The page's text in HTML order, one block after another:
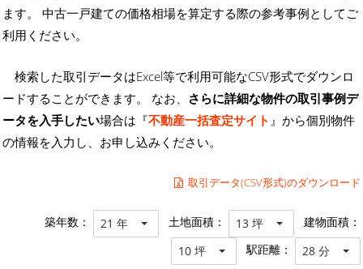
ます。 中古一戸建ての価格相場を算定する際の参考事例としてご
利用ください。
検索した取引データはExcel等で利用可能なCSV形式でダウンロ
ードすることができます。 なお、 さらに詳細な物件の取引事例デ
ータを入手したい場合は『不動産一括査定サイト 』から個別物件
の情報を入力し、お申し込みください。
取引データ(CSV形式)のダウンロード
築年数： 21 年 土地面積： 13 坪 建物面積：
10 坪 駅距離： 28 分